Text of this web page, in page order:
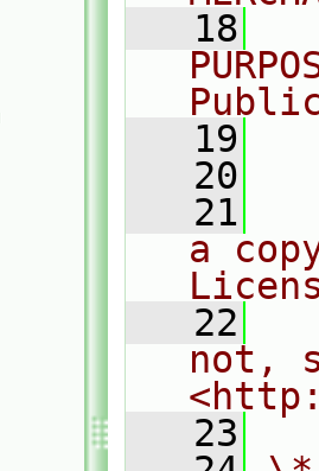
   18
   19
   20
   21
a
   22
not,
   23